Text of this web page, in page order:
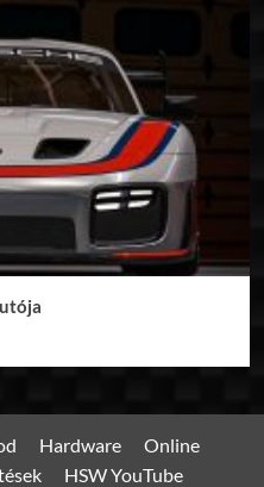
Hardware
Online
HSW YouTube